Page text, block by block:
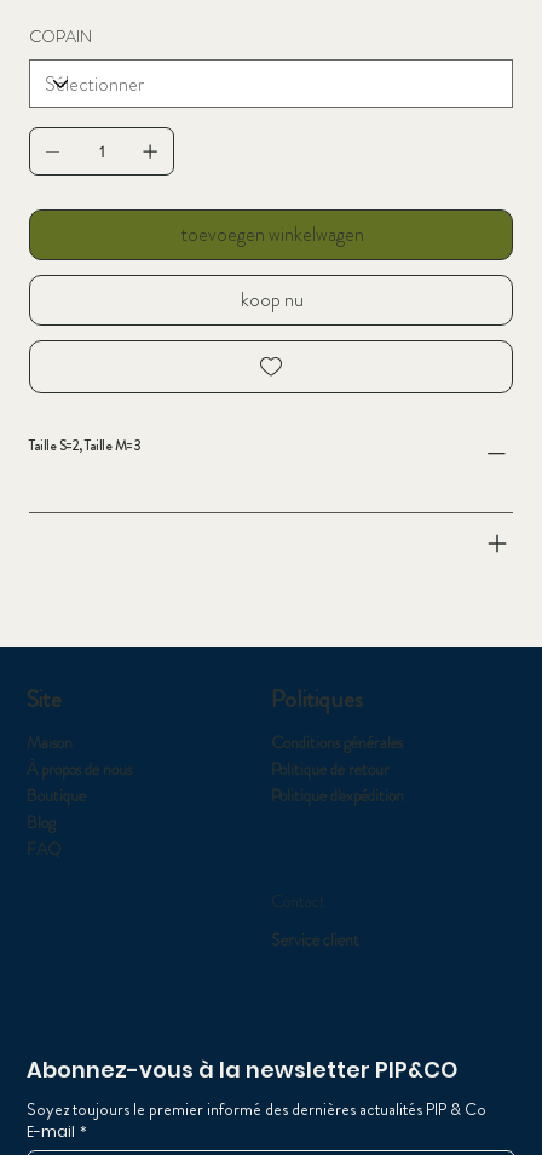
COPAIN
toevoegen winkelwagen
koop nu
Taille S=2, Taille M=3
Abonnez-vous à la newsletter PIP&CO
Soyez toujours le premier informé des dernières actualités PIP & Co
E-mail *
Contact
Service client
Politiques
Conditions générales
Politique de retour
Politique d'expédition
Site
Maison
À propos de nous
Boutique
Blog
FAQ